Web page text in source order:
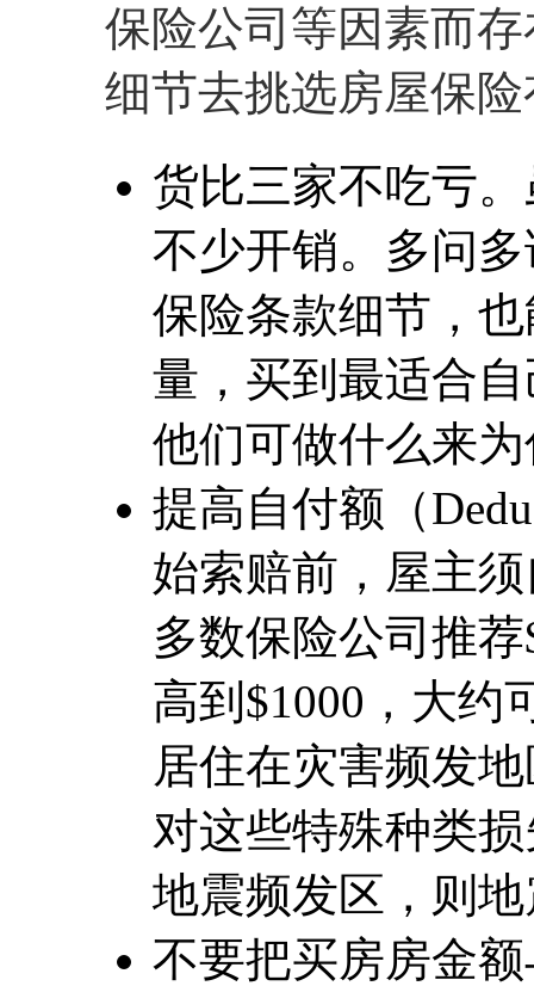
保险公司等因素而
细节去挑选房屋保
货比三家不吃亏
不少开销。多问
保险条款细节，
量，买到最适合
他们可做什么来
提高自付额（
始索赔前，屋主
多数保险公司推
高到$1000，大约
居住在灾害频发
对这些特殊种类
地震频发区，则
不要把买房房金